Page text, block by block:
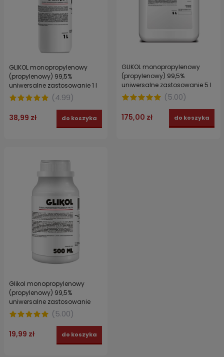
GLIKOL monopropylenowy
(propylenowy) 99,5%
uniwersalne zastosowanie 1 l
(4.99)
38,99 zł do koszyka
GLIKOL monopropylenowy
(propylenowy) 99,5%
uniwersalne zastosowanie 5 l
(5.00)
175,00 zł do koszyka
Glikol monopropylenowy
(propylenowy) 99,5%
uniwersalne zastosowanie
500 ml
(5.00)
19,99 zł do koszyka